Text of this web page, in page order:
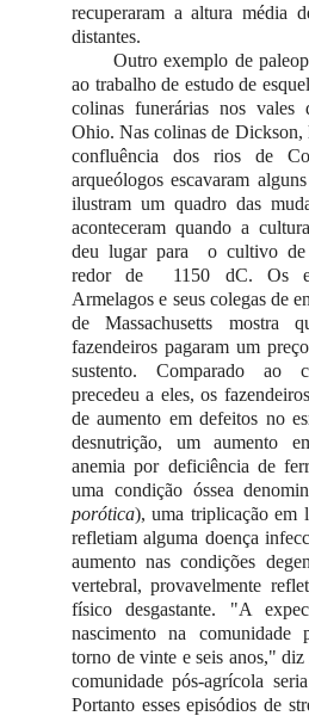
recuperaram a altura média
distantes.
Outro exemplo de
ao trabalho de estudo de
colinas funerárias nos
Ohio. Nas colinas de Dickson,
confluência dos rios de
arqueólogos escavaram
ilustram um quadro das
aconteceram quando a
deu lugar para o cultivo de
redor de 1150 dC. Os
Armelagos e seus colegas de
de Massachusetts mostra
fazendeiros pagaram um
sustento. Comparado ao
precedeu a eles, os
de aumento em defeitos no
desnutrição, um aumento
anemia por deficiência de
uma condição óssea
porótica), uma triplicação em
refletiam alguma doença
aumento nas condições
vertebral, provavelmente
físico desgastante. "A
nascimento na comunidade
torno de vinte e seis anos,"
comunidade pós-agrícola
Portanto esses episódios de